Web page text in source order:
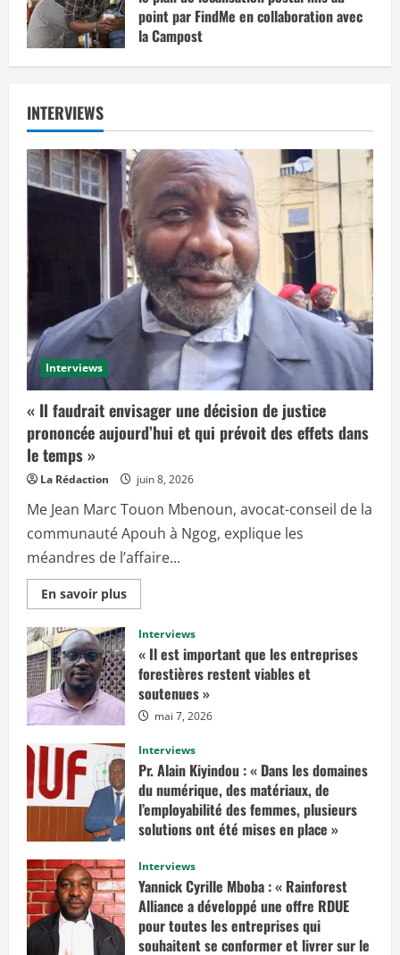
point par FindMe en collaboration avec
la Campost
INTERVIEWS
Interviews
« Il faudrait envisager une décision de justice
prononcée aujourd’hui et qui prévoit des effets dans
le temps »
La Rédaction juin 8, 2026
Me Jean Marc Touon Mbenoun, avocat-conseil de la
communauté Apouh à Ngog, explique les
méandres de l’affaire...
En savoir plusE
n
Interviews
« Il est important que les entreprises
forestières restent viables et
soutenues »
mai 7, 2026
Interviews
Pr. Alain Kiyindou : « Dans les domaines
du numérique, des matériaux, de
l’employabilité des femmes, plusieurs
solutions ont été mises en place »
Interviews
Yannick Cyrille Mboba : « Rainforest
Alliance a développé une offre RDUE
pour toutes les entreprises qui
souhaitent se conformer et livrer sur le